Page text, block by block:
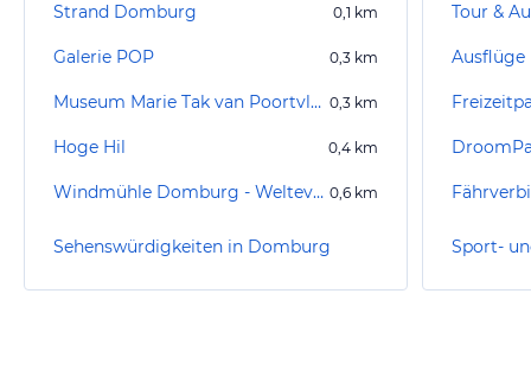
Strand Domburg 0,1 km
Galerie POP 0,3 km
Museum Marie Tak van Poortvliet 0,3 km
Hoge Hil 0,4 km
Windmühle Domburg - Weltevreden 0,6 km
Sehenswürdigkeiten in Domburg
Tour &
Ausflüge